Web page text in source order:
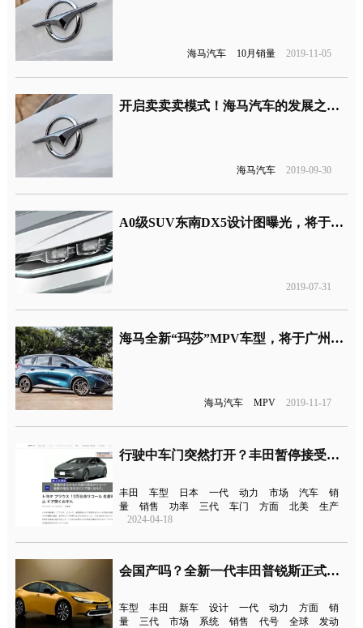
海马汽车 10月销量 2019-11-05
开启卖卖卖模式！海马汽车的发展之路在哪里？
海马汽车 2019-09-30
A0级SUV东南DX5设计图曝光，将于8月20日正式下线
2019-07-31
海马全新“玛莎”MPV车型，将于广州车展亮相
海马汽车 MPV 2019-11-17
行驶中车门突然打开？丰田暂停接受普锐斯订单！
丰田 车型 日本 一代 动力 市场 汽车
销
量
销售 功率 三代 车门 方面 北美
生产
2024-04-18
会国产吗？全新一代丰田普锐斯正式发布
车型 丰田 新车 设计 一代 动力 方面
销
量
三代 市场 系统 销售 代号 全球
发动